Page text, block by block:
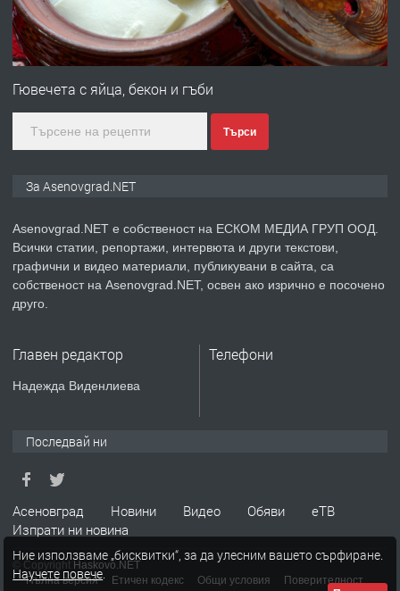
преди 1 година
ПРЕДЛАГА
Професионална зеленчукорезачка
преди 2 години
ПРЕДЛАГА
Давам индивидуалани уроци по
ремонт на покриви
ПРЕДЛАГА
Висококачествени Целофанови
Пликове - СКОРПИОПЛАСТ
Гювечета с яйца, бекон и гъби
Търси
За Asenovgrad.NET
Asenovgrad.NET е собственост на ЕСКОМ МЕДИА ГРУП ООД.
Всички статии, репортажи, интервюта и други текстови,
графични и видео материали, публикувани в сайта, са
собственост на Asenovgrad.NET, освен ако изрично е посочено
друго.
Главен редактор
Надежда Виденлиева
Телефони
Последвай ни
Асеновград Новини Видео Обяви
еТВ
Изпрати ни новина
© Copyright Haskovo.NET
Пълна версия
Етичен кодекс Общи условия
Поверителност
Ние използваме „бисквитки“, за да улесним вашето сърфиране.
Научете повече.